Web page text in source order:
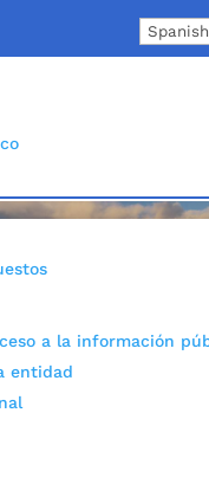
a la información
entidad